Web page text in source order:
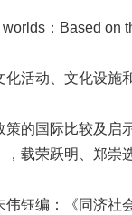
：Based
活动、文化设施
的国际比较及启
载荣跃明、郑崇
钰编：《同济